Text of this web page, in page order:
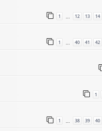
1 12 13 14
1 40 41 42
1
1 … 38 39 40